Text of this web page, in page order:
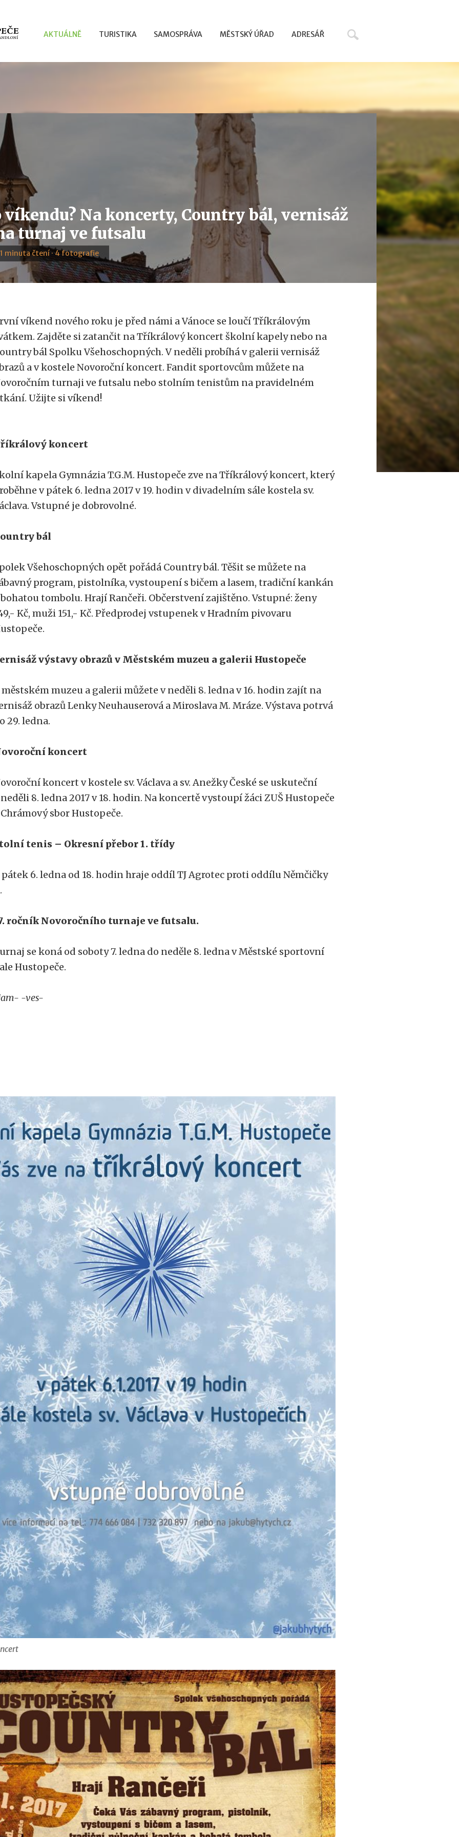
AKTUÁLNĚ TURISTIKA SAMOSPRÁVA MĚSTSKÝ ÚŘAD ADRESÁŘ
víkendu? Na koncerty, Country bál, vernisáž
turnaj ve futsalu
1 minuta čtení · 4 fotografie
víkend nového roku je před námi a Vánoce se loučí Tříkrálovým
Zajděte si zatančit na Tříkrálový koncert školní kapely nebo na
bál Spolku Všehoschopných. V neděli probíhá v galerii vernisáž
a v kostele Novoroční koncert. Fandit sportovcům můžete na
turnaji ve futsalu nebo stolním tenistům na pravidelném
Užijte si víkend!
koncert
kapela Gymnázia T.G.M. Hustopeče zve na Tříkrálový koncert, který
v pátek 6. ledna 2017 v 19. hodin v divadelním sále kostela sv.
Vstupné je dobrovolné.
bál
Všehoschopných opět pořádá Country bál. Těšit se můžete na
program, pistolníka, vystoupení s bičem a lasem, tradiční kankán
bohatou tombolu. Hrají Rančeři. Občerstvení zajištěno. Vstupné: ženy
Kč, muži 151,- Kč. Předprodej vstupenek v Hradním pivovaru
výstavy obrazů v Městském muzeu a galerii Hustopeče
městském muzeu a galerii můžete v neděli 8. ledna v 16. hodin zajít na
obrazů Lenky Neuhauserová a Miroslava M. Mráze. Výstava potrvá
29. ledna.
koncert
koncert v kostele sv. Václava a sv. Anežky České se uskuteční
8. ledna 2017 v 18. hodin. Na koncertě vystoupí žáci ZUŠ Hustopeče
Chrámový sbor Hustopeče.
tenis – Okresní přebor 1. třídy
pátek 6. ledna od 18. hodin hraje oddíl TJ Agrotec proti oddílu Němčičky
ročník Novoročního turnaje ve futsalu.
se koná od soboty 7. ledna do neděle 8. ledna v Městské sportovní
Hustopeče.
-ves-